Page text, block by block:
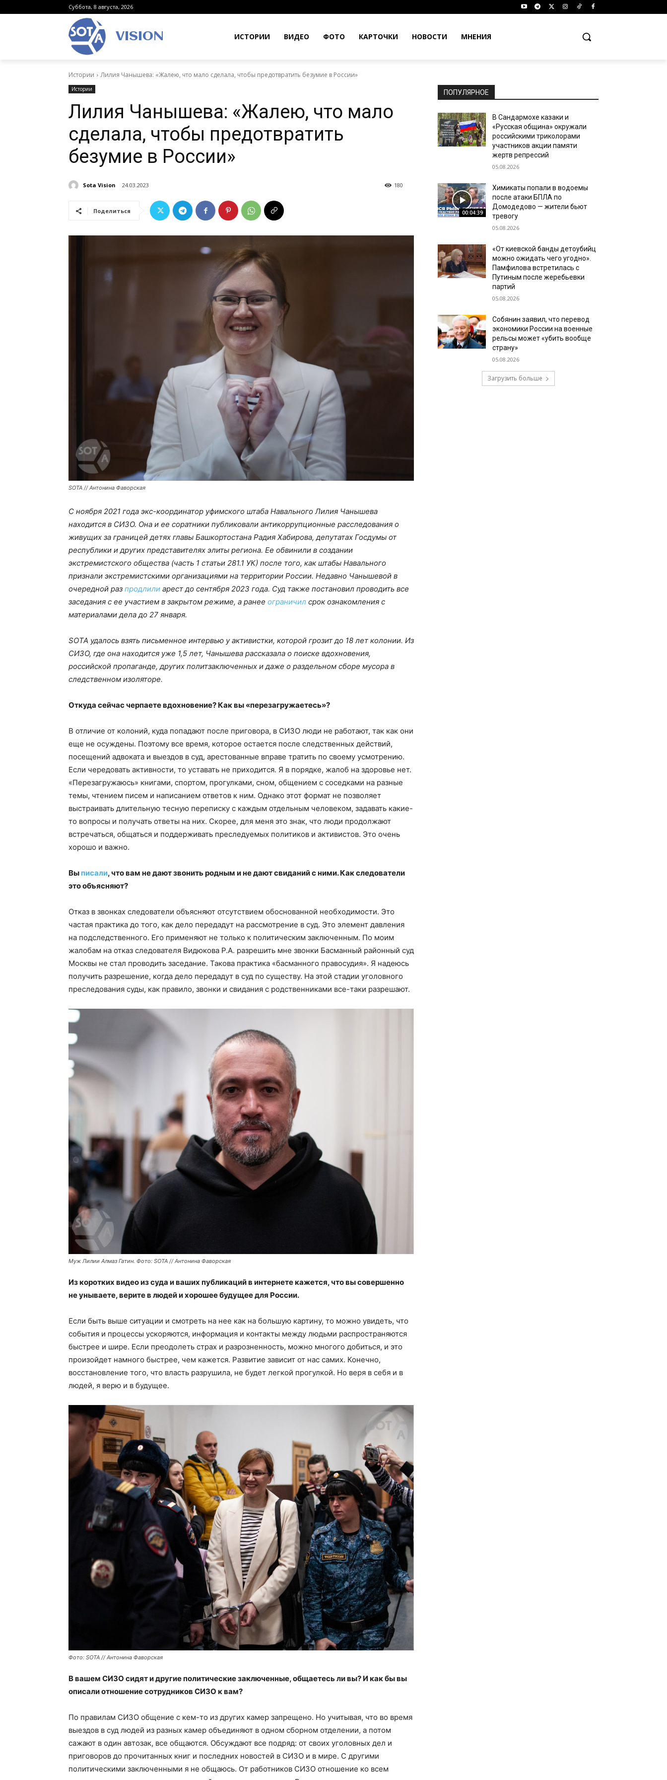
Суббота, 8 августа, 2026
VISION ИСТОРИИ ВИДЕО ФОТО КАРТОЧКИ НОВОСТИ МНЕНИЯ
Истории Лилия Чанышева: «Жалею, что мало сделала, чтобы предотвратить безумие в России»
Истории
Лилия Чанышева: «Жалею, что мало
сделала, чтобы предотвратить
безумие в России»
Sota Vision 24.03.2023 180
Поделиться
SOTA // Антонина Фаворская
С ноября 2021 года экс-координатор уфимского штаба Навального Лилия Чанышева
находится в СИЗО. Она и ее соратники публиковали антикоррупционные расследования о
живущих за границей детях главы Башкортостана Радия Хабирова, депутатах Госдумы от
республики и других представителях элиты региона. Ее обвинили в создании
экстремистского общества (часть 1 статьи 281.1 УК) после того, как штабы Навального
признали экстремистскими организациями на территории России. Недавно Чанышевой в
очередной раз продлили арест до сентября 2023 года. Суд также постановил проводить все
заседания с ее участием в закрытом режиме, а ранее ограничил срок ознакомления с
материалами дела до 27 января.
SOTA удалось взять письменное интервью у активистки, которой грозит до 18 лет колонии. Из
СИЗО, где она находится уже 1,5 лет, Чанышева рассказала о поиске вдохновения,
российской пропаганде, других политзаключенных и даже о раздельном сборе мусора в
следственном изоляторе.
Откуда сейчас черпаете вдохновение? Как вы «перезагружаетесь»?
В отличие от колоний, куда попадают после приговора, в СИЗО люди не работают, так как они
еще не осуждены. Поэтому все время, которое остается после следственных действий,
посещений адвоката и выездов в суд, арестованные вправе тратить по своему усмотрению.
Если чередовать активности, то уставать не приходится. Я в порядке, жалоб на здоровье нет.
«Перезагружаюсь» книгами, спортом, прогулками, сном, общением с соседками на разные
темы, чтением писем и написанием ответов к ним. Однако этот формат не позволяет
выстраивать длительную тесную переписку с каждым отдельным человеком, задавать какие-
то вопросы и получать ответы на них. Скорее, для меня это знак, что люди продолжают
встречаться, общаться и поддерживать преследуемых политиков и активистов. Это очень
хорошо и важно.
Вы писали, что вам не дают звонить родным и не дают свиданий с ними. Как следователи
это объясняют?
Отказ в звонках следователи объясняют отсутствием обоснованной необходимости. Это
частая практика до того, как дело передадут на рассмотрение в суд. Это элемент давления
на подследственного. Его применяют не только к политическим заключенным. По моим
жалобам на отказ следователя Видюкова Р.А. разрешить мне звонки Басманный районный суд
Москвы не стал проводить заседание. Такова практика «басманного правосудия». Я надеюсь
получить разрешение, когда дело передадут в суд по существу. На этой стадии уголовного
преследования суды, как правило, звонки и свидания с родственниками все-таки разрешают.
Муж Лилии Алмаз Гатин. Фото: SOTA // Антонина Фаворская
Из коротких видео из суда и ваших публикаций в интернете кажется, что вы совершенно
не унываете, верите в людей и хорошее будущее для России.
Если быть выше ситуации и смотреть на нее как на большую картину, то можно увидеть, что
события и процессы ускоряются, информация и контакты между людьми распространяются
быстрее и шире. Если преодолеть страх и разрозненность, можно многого добиться, и это
произойдет намного быстрее, чем кажется. Развитие зависит от нас самих. Конечно,
восстановление того, что власть разрушила, не будет легкой прогулкой. Но веря в себя и в
людей, я верю и в будущее.
Фото: SOTA // Антонина Фаворская
В вашем СИЗО сидят и другие политические заключенные, общаетесь ли вы? И как бы вы
описали отношение сотрудников СИЗО к вам?
По правилам СИЗО общение с кем-то из других камер запрещено. Но учитывая, что во время
выездов в суд людей из разных камер объединяют в одном сборном отделении, а потом
сажают в один автозак, все общаются. Обсуждают все подряд: от своих уголовных дел и
приговоров до прочитанных книг и последних новостей в СИЗО и в мире. С другими
политическими заключенными я не общаюсь. От работников СИЗО отношение ко всем
ПОПУЛЯРНОЕ
В Сандармохе казаки и
«Русская община» окружали
российскими триколорами
участников акции памяти
жертв репрессий
05.08.2026
00:04:39
Химикаты попали в водоемы
после атаки БПЛА по
Домодедово — жители бьют
тревогу
05.08.2026
«От киевской банды детоубийц
можно ожидать чего угодно».
Памфилова встретилась с
Путиным после жеребьевки
партий
05.08.2026
Собянин заявил, что перевод
экономики России на военные
рельсы может «убить вообще
страну»
05.08.2026
Загрузить больше